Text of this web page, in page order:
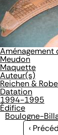
Aménagement
Meudon
Maquette
Auteur(s)
Reichen &
Datation
1994-1995
Édifice
Boulogne-
Page
‹